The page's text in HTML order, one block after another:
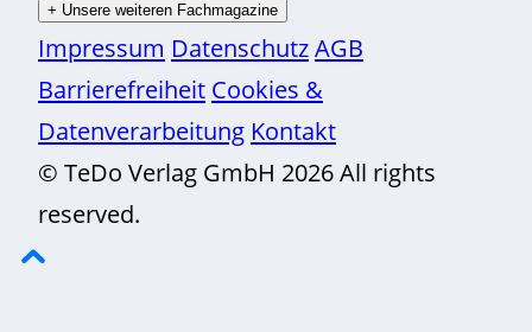
+ Unsere weiteren Fachmagazine
Impressum DatenschutzAGB
Barrierefreiheit Cookies &
Datenverarbeitung Kontakt
© TeDo Verlag GmbH 2026 All rights
reserved.